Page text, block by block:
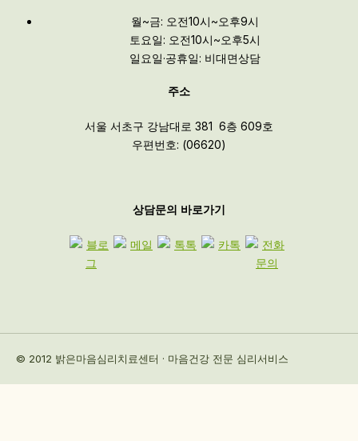
월~금: 오전10시~오후9시
토요일: 오전10시~오후5시
일요일·공휴일: 비대면상담
주소
서울 서초구 강남대로 381 6층 609호
우편번호: (06620)
상담문의 바로가기
© 2012 밝은마음심리치료센터 · 마음건강 전문 심리서비스